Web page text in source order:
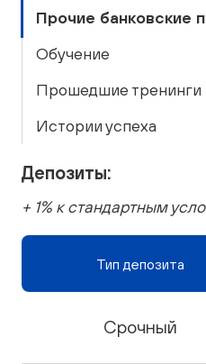
Прочие банковские
Обучение
Прошедшие тренинги
Истории успеха
Депозиты:
+ 1% к стандартным
Тип депозита
Срочный